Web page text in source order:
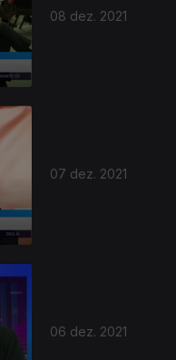
08 dez. 2021
07 dez. 2021
06 dez. 2021